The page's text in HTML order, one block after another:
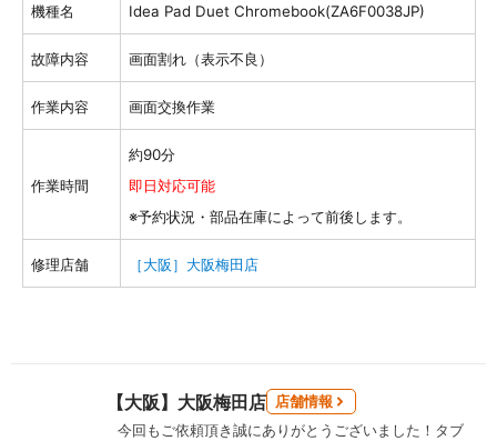
機種名 Idea Pad Duet Chromebook(ZA6F0038JP)
故障内容 画面割れ（表示不良）
作業内容 画面交換作業
作業時間
約90分
即日対応可能
※予約状況・部品在庫によって前後します。
修理店舗 ［大阪］大阪梅田店
【大阪】大阪梅田店
店舗情報
今回もご依頼頂き誠にありがとうございました！タブ